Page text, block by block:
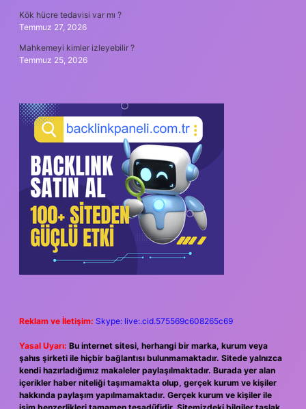
Kök hücre tedavisi var mı ?
Temmuz 27, 2026
Mahkemeyi kimler izleyebilir ?
Temmuz 25, 2026
Reklam ve İletişim: Skype: live:.cid.575569c608265c69
Yasal Uyarı: Bu internet sitesi, herhangi bir marka, kurum veya
şahıs şirketi ile hiçbir bağlantısı bulunmamaktadır. Sitede yalnızca
kendi hazırladığımız makaleler paylaşılmaktadır. Burada yer alan
içerikler haber niteliği taşımamakta olup, gerçek kurum ve kişiler
hakkında paylaşım yapılmamaktadır. Gerçek kurum ve kişiler ile